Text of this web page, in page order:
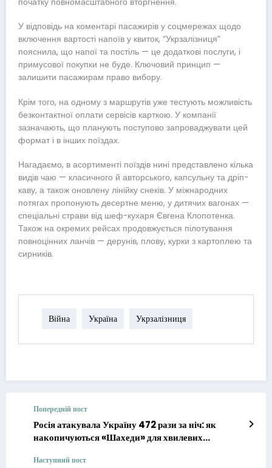
У відповідь на коментарі пасажирів у соцмережах щодо
включення вартості напоїв у квиток, “Укрзалізниця”
пояснила, що напої та постіль — це додаткові послуги, і
примусової покупки не буде. Ключовий принцип —
залишити пасажирам право вибору.
Крім того, на одному з маршрутів уже тестують можливість
безконтактної оплати сервісів карткою. У компанії
зазначають, що планують поступово запроваджувати цей
формат і в інших поїздах.
Нагадаємо, в асортименті поїздів нині представлено кілька
видів чаю — класичного й авторського, капсульну та дріп-
каву, а також оновлену лінійку снеків. У міжнародних
потягах пропонують десертне меню, у дитячих вагонах —
спеціальні страви від шеф-кухаря Євгена Клопотенка.
Також на окремих рейсах продовжується пілотування
повноцінних ланчів — дерунів, плову, курки з картоплею та
сирників.
Війна Україна Укрзалізниця
Попередній пост
Росія атакувала Україну 472 рази за ніч: як
накопичуються «Шахеди» для хвилевих
Наступний пост